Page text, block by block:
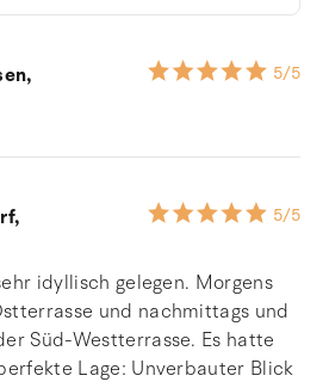
5/5
5/5
idyllisch gelegen. Morgens
und nachmittags und
Süd-Westterrasse. Es hatte
Lage: Unverbauter Blick